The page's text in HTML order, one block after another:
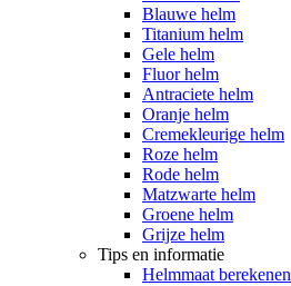
Blauwe helm
Titanium helm
Gele helm
Fluor helm
Antraciete helm
Oranje helm
Cremekleurige helm
Roze helm
Rode helm
Matzwarte helm
Groene helm
Grijze helm
Tips en informatie
Helmmaat berekenen